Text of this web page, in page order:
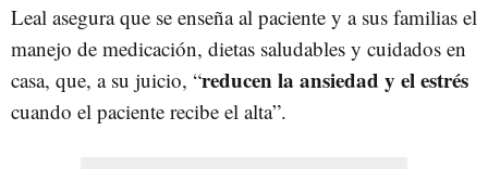
Leal asegura que se enseña al paciente y a sus familias el
manejo de medicación, dietas saludables y cuidados en
casa, que, a su juicio, “reducen la ansiedad y el estrés
cuando el paciente recibe el alta”.